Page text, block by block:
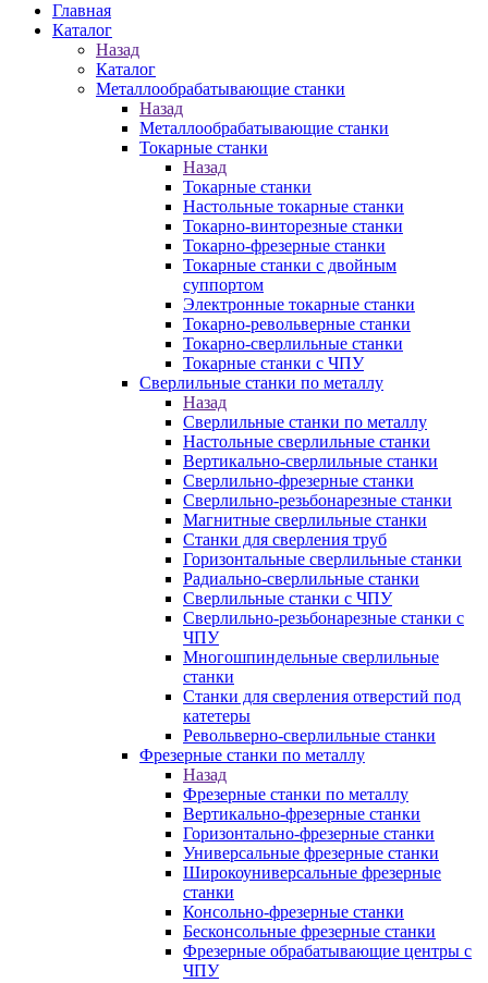
Главная
Каталог
Назад
Каталог
Металлообрабатывающие станки
Назад
Металлообрабатывающие станки
Токарные станки
Назад
Токарные станки
Настольные токарные станки
Токарно-винторезные станки
Токарно-фрезерные станки
Токарные станки с двойным
суппортом
Электронные токарные станки
Токарно-револьверные станки
Токарно-сверлильные станки
Токарные станки с ЧПУ
Сверлильные станки по металлу
Назад
Сверлильные станки по металлу
Настольные сверлильные станки
Вертикально-сверлильные станки
Сверлильно-фрезерные станки
Сверлильно-резьбонарезные станки
Магнитные сверлильные станки
Станки для сверления труб
Горизонтальные сверлильные станки
Радиально-сверлильные станки
Сверлильные станки с ЧПУ
Сверлильно-резьбонарезные станки с
ЧПУ
Многошпиндельные сверлильные
станки
Станки для сверления отверстий под
катетеры
Револьверно-сверлильные станки
Фрезерные станки по металлу
Назад
Фрезерные станки по металлу
Вертикально-фрезерные станки
Горизонтально-фрезерные станки
Универсальные фрезерные станки
Широкоуниверсальные фрезерные
станки
Консольно-фрезерные станки
Бесконсольные фрезерные станки
Фрезерные обрабатывающие центры с
ЧПУ